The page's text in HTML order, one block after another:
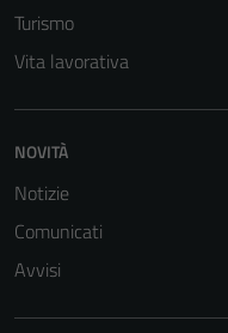
Turismo
Vita lavorativa
NOVITÀ
Notizie
Comunicati
Avvisi